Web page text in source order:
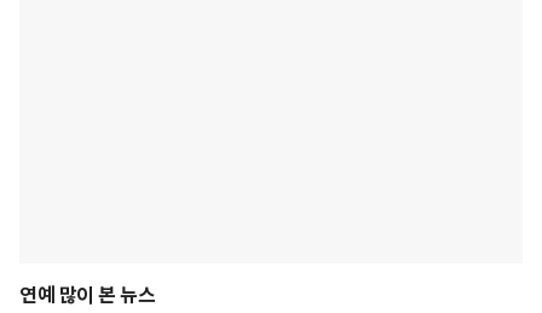
연예 많이 본 뉴스